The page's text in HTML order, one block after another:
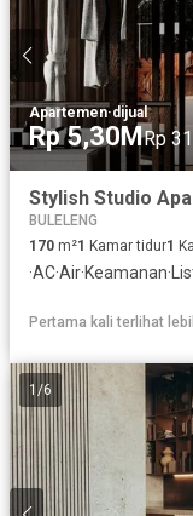
Apartemen·dijual
Rp 5,30MRp
BULELENG
170 m²1 Kamar tidur1
·AC·Air·Keamanan·
Pertama kali terlihat
1 /6